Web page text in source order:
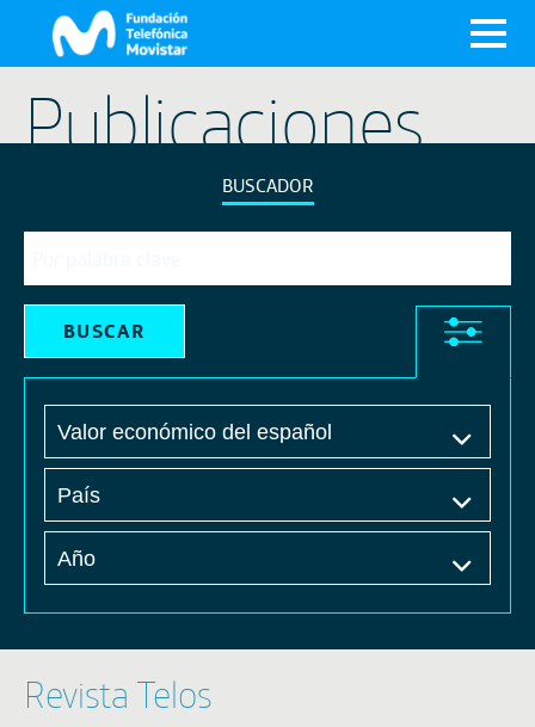
Publicaciones
BUSCADOR
Revista Telos